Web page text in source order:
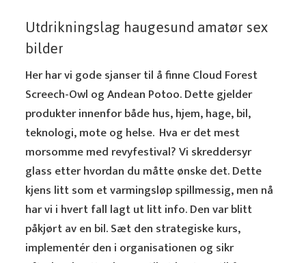
Utdrikningslag haugesund amatør sex
bilder
Her har vi gode sjanser til å finne Cloud Forest
Screech-Owl og Andean Potoo. Dette gjelder
produkter innenfor både hus, hjem, hage, bil,
teknologi, mote og helse. ‍ Hva er det mest
morsomme med revyfestival? Vi skreddersyr
glass etter hvordan du måtte ønske det. Dette
kjens litt som et varmingsløp spillmessig, men nå
har vi i hvert fall lagt ut litt info. Den var blitt
påkjørt av en bil. Sæt den strategiske kurs,
implementér den i organisationen og sikr